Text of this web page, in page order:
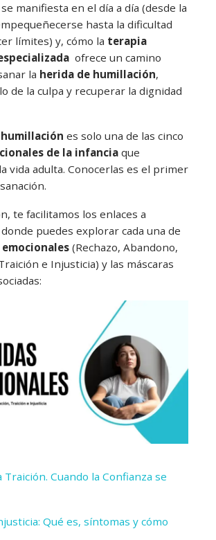
manifiesta en el día a día (desde la
hasta la dificultad
límites) y, cómo la terapia
ofrece un camino
la herida de humillación,
de la culpa y recuperar la dignidad
es solo una de las cinco
de la infancia que
vida adulta. Conocerlas es el primer
te facilitamos los enlaces a
puedes explorar cada una de
(Rechazo, Abandono,
e Injusticia) y las máscaras
Traición. Cuando la Confianza se
Qué es, síntomas y cómo